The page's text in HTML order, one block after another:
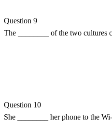
Question 9
The ________ of the two cultures
Question 10
She ________ her phone to the